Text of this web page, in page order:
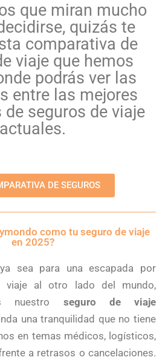
que miran mucho
quizás te
comparativa de
viaje que hemos
podrás ver las
entre las mejores
seguros de viaje
actuales.
DE SEGUROS
como tu seguro de viaje
en 2025?
sea para una escapada por
viaje al otro lado del mundo,
nuestro seguro de viaje
una tranquilidad que no tiene
en temas médicos, logísticos,
a retrasos o cancelaciones.